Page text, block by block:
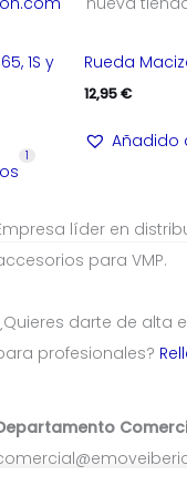
1S y
1
Rueda
12,95€
Añadido
líder en
para VMP.
darte de alta
profesionales?